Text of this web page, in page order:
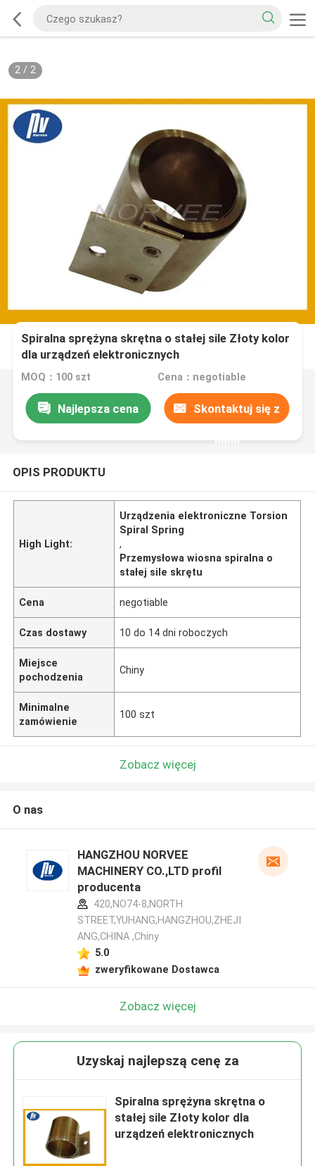
2/ 2
Spiralna sprężyna skrętna o stałej sile Złoty kolor
dla urządzeń elektronicznych
MOQ：100 szt Cena：negotiable
Najlepsza cena Skontaktuj się z
nami
OPIS PRODUKTU
High Light:
Urządzenia elektroniczne Torsion
Spiral Spring
,
Przemysłowa wiosna spiralna o
stałej sile skrętu
Cena negotiable
Czas dostawy 10 do 14 dni roboczych
Miejsce
pochodzenia
Chiny
Minimalne
zamówienie
100 szt
Zobacz więcej
O nas
HANGZHOU NORVEE
MACHINERY CO.,LTD profil
producenta
420,NO74-8,NORTH
STREET,YUHANG,HANGZHOU,ZHEJI
ANG,CHINA ,Chiny
5.0
zweryfikowane Dostawca
Zobacz więcej
Uzyskaj najlepszą cenę za
Spiralna sprężyna skrętna o
stałej sile Złoty kolor dla
urządzeń elektronicznych